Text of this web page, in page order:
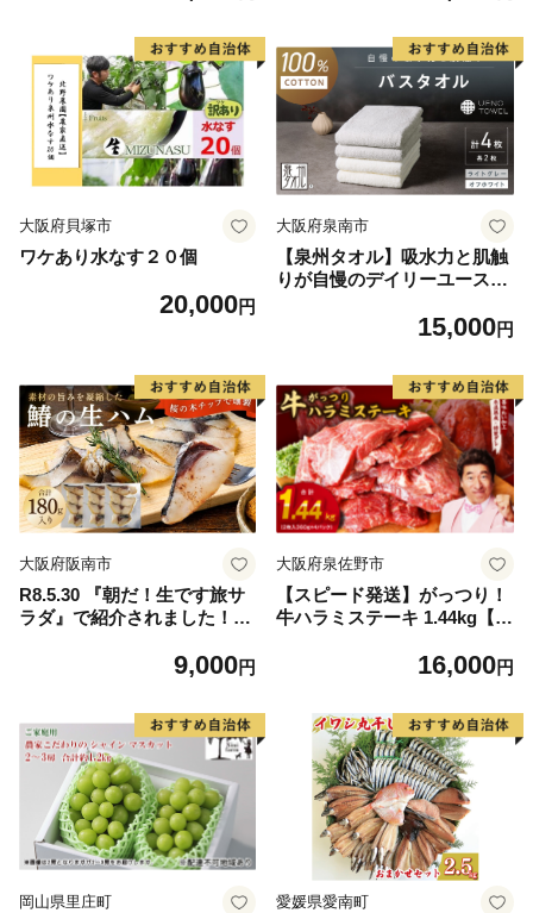
大阪府貝塚市
ワケあり水なす２０個
20,000円
大阪府泉南市
【泉州タオル】吸水力と肌触
りが自慢のデイリーユースバ
トグレー 4枚【配送不可地
15,000円
大阪府阪南市
R8.5.30 『朝だ！生です旅サ
ラダ』で紹介されました！朝
生ハム ×3パック（1パックあ
9,000円
大阪府泉佐野市
【スピード発送】がっつり！
牛ハラミステーキ 1.44kg【氷
g×4パック 牛肉 すてーき 焼
16,000円
岡山県里庄町 愛媛県愛南町